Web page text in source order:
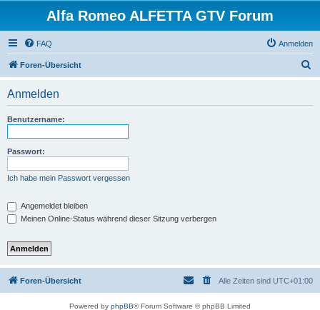
Alfa Romeo ALFETTA GTV Forum
FAQ Anmelden
Foren-Übersicht
Anmelden
Benutzername:
Passwort:
Ich habe mein Passwort vergessen
Angemeldet bleiben
Meinen Online-Status während dieser Sitzung verbergen
Foren-Übersicht Alle Zeiten sind UTC+01:00
Powered by phpBB® Forum Software © phpBB Limited